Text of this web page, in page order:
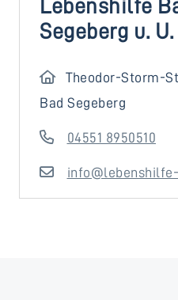
Lebenshilfe
Segeberg u. U.
Theodor-Storm-
Bad Segeberg
04551 8950510